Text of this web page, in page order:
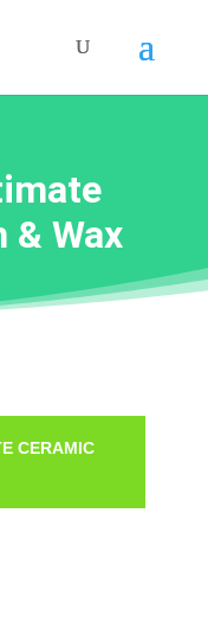
& Wax
CERAMIC